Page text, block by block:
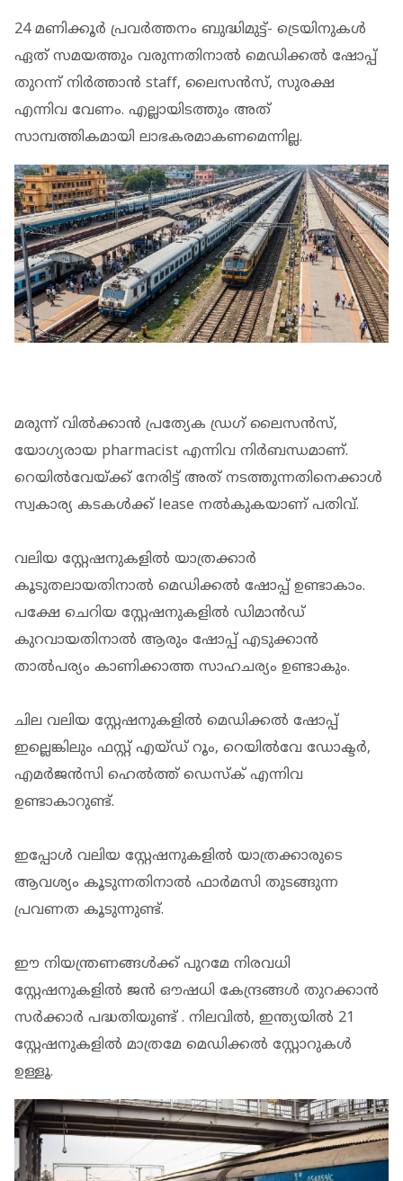
24 മണിക്കൂര്‍ പ്രവര്‍ത്തനം ബുദ്ധിമുട്ട്- ട്രെയിനുകള്‍
ഏത് സമയത്തും വരുന്നതിനാല്‍ മെഡിക്കല്‍ ഷോപ്പ്
തുറന്ന് നിര്‍ത്താന്‍ staff, ലൈസന്‍സ്, സുരക്ഷ
എന്നിവ വേണം. എല്ലായിടത്തും അത്
സാമ്പത്തികമായി ലാഭകരമാകണമെന്നില്ല.
മരുന്ന് വില്‍ക്കാന്‍ പ്രത്യേക ഡ്രഗ് ലൈസന്‍സ്,
യോഗ്യരായ pharmacist എന്നിവ നിര്‍ബന്ധമാണ്.
റെയില്‍വേയ്ക്ക് നേരിട്ട് അത് നടത്തുന്നതിനെക്കാള്‍
സ്വകാര്യ കടകള്‍ക്ക് lease നല്‍കുകയാണ് പതിവ്.
വലിയ സ്റ്റേഷനുകളില്‍ യാത്രക്കാര്‍
കൂടുതലായതിനാല്‍ മെഡിക്കല്‍ ഷോപ്പ് ഉണ്ടാകാം.
പക്ഷേ ചെറിയ സ്റ്റേഷനുകളില്‍ ഡിമാന്‍ഡ്
കുറവായതിനാല്‍ ആരും ഷോപ്പ് എടുക്കാന്‍
താല്‍പര്യം കാണിക്കാത്ത സാഹചര്യം ഉണ്ടാകും.
ചില വലിയ സ്റ്റേഷനുകളില്‍ മെഡിക്കല്‍ ഷോപ്പ്
ഇല്ലെങ്കിലും ഫസ്റ്റ് എയ്ഡ് റൂം, റെയില്‍വേ ഡോക്ടര്‍,
എമര്‍ജന്‍സി ഹെല്‍ത്ത് ഡെസ്‌ക് എന്നിവ
ഉണ്ടാകാറുണ്ട്.
ഇപ്പോള്‍ വലിയ സ്റ്റേഷനുകളില്‍ യാത്രക്കാരുടെ
ആവശ്യം കൂടുന്നതിനാല്‍ ഫാര്‍മസി തുടങ്ങുന്ന
പ്രവണത കൂടുന്നുണ്ട്.
ഈ നിയന്ത്രണങ്ങള്‍ക്ക് പുറമേ നിരവധി
സ്റ്റേഷനുകളില്‍ ജന്‍ ഔഷധി കേന്ദ്രങ്ങള്‍ തുറക്കാന്‍
സര്‍ക്കാര്‍ പദ്ധതിയുണ്ട് . നിലവില്‍, ഇന്ത്യയില്‍ 21
സ്റ്റേഷനുകളില്‍ മാത്രമേ മെഡിക്കല്‍ സ്റ്റോറുകള്‍
ഉള്ളൂ.